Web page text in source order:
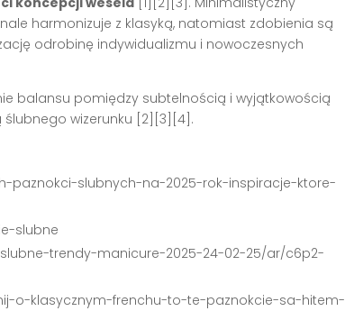
harmonizuje z klasyką, natomiast zdobienia są
odrobinę indywidualizmu i nowoczesnych
balansu pomiędzy subtelnością i wyjątkowością
ślubnego wizerunku [2][3][4].
paznokci-slubnych-na-2025-rok-inspiracje-ktore-
slubne
trendy-manicure-2025-24-02-25/ar/c6p2-
o-klasycznym-frenchu-to-te-paznokcie-sa-hitem-